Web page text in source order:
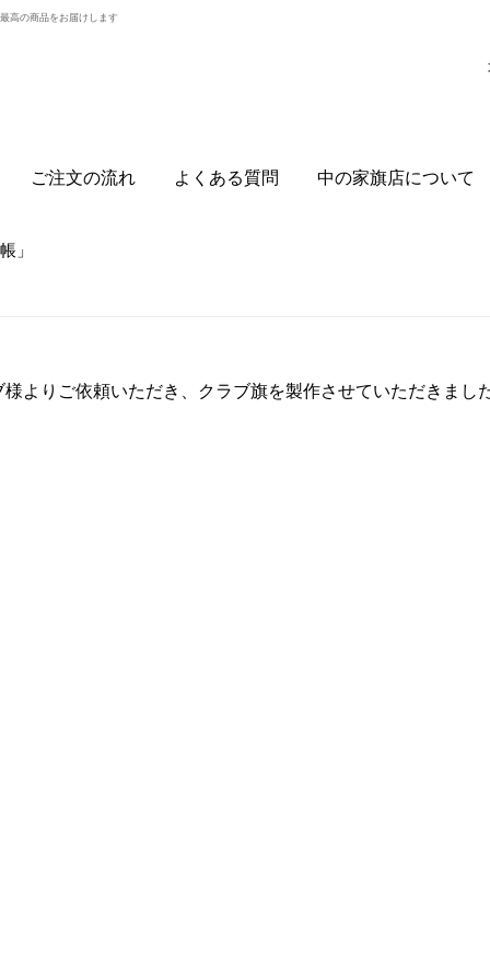
高の商品をお届けします
ご注文の流れ よくある質問 中の家旗店について
」
よりご依頼いただき、クラブ旗を製作させていただきまし